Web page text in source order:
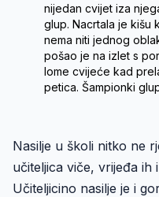
nijedan cvijet iza
glup. Nacrtala je kišu
nema niti jednog
pošao je na izlet s
lome cvijeće kad
petica. Šampionki
Nasilje u školi nitko ne
učiteljica viče, vrijeđa ih
Učiteljicino nasilje je i